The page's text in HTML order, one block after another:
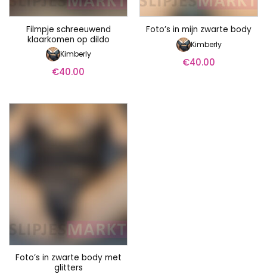
Filmpje schreeuwend
klaarkomen op dildo
Kimberly
€40.00
Foto’s in mijn zwarte body
Kimberly
€40.00
Foto’s in zwarte body met
glitters